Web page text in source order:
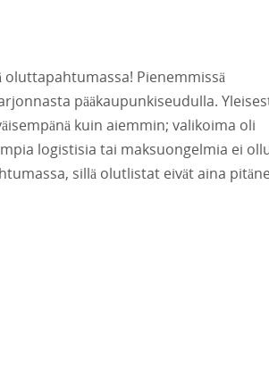
oluttapahtumassa! Pienemmissä
pääkaupunkiseudulla.
kuin aiemmin; valikoima oli
logistisia tai maksuongelmia ei
sillä olutlistat eivät aina